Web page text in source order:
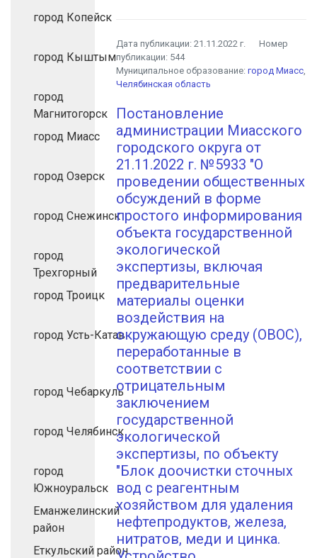
город Копейск
город Кыштым
город
Магнитогорск
город Миасс
город Озерск
город Снежинск
город
Трехгорный
город Троицк
город Усть-Катав
город Чебаркуль
город Челябинск
город
Южноуральск
Еманжелинский
район
Еткульский район
Дата публикации:21.11.2022 г.
Номер
публикации: 544
Муниципальное образование:город Миасс,
Челябинская область
Постановление
администрации Миасского
городского округа от
21.11.2022 г. №5933 "О
проведении общественных
обсуждений в форме
простого информирования
объекта государственной
экологической
экспертизы, включая
предварительные
материалы оценки
воздействия на
окружающую среду (ОВОС),
переработанные в
соответствии с
отрицательным
заключением
государственной
экологической
экспертизы, по объекту
"Блок доочистки сточных
вод с реагентным
хозяйством для удаления
нефтепродуктов, железа,
нитратов, меди и цинка.